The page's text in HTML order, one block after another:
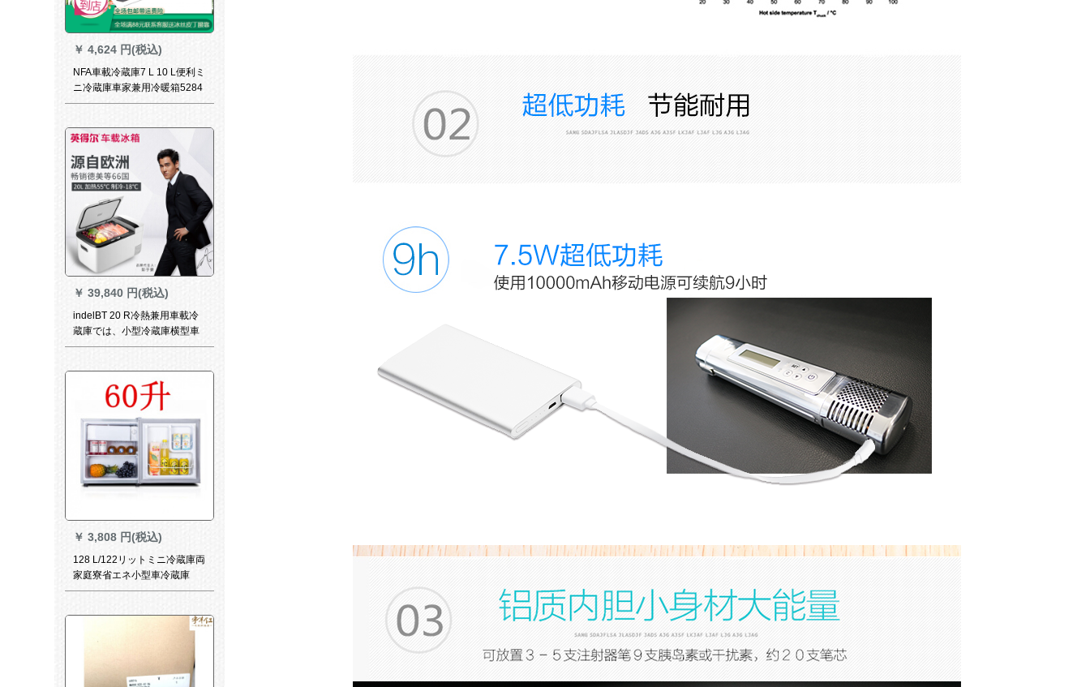
￥ 4,624 円(税込)
NFA車載冷蔵庫7 L 10 L便利ミ
ニ冷蔵庫車家兼用冷暖箱5284
他色車家兼用タピプ
￥ 39,840 円(税込)
indelBT 20 R冷熱兼用車載冷
蔵庫では、小型冷蔵庫横型車
家兼用保温小型冷蔵庫圧塑機
￥ 3,808 円(税込)
128 L/122リットミニ冷蔵庫両
家庭寮省エネ小型車冷蔵庫
SATA 8リット車用保存冷蔵庫